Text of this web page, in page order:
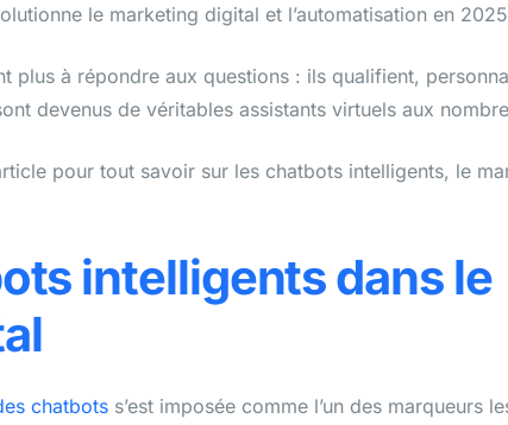
le marketing digital et l’automatisation en
plus à répondre aux questions : ils qualifient,
devenus de véritables assistants virtuels aux
pour tout savoir sur les chatbots intelligents, le
intelligents dans le
chatbotss’est imposée comme l’un des marqueurs